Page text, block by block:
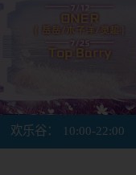
欢乐谷： 10:00-22:00